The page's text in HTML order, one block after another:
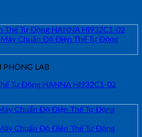
PHÒNG LAB
Tự Động HANNA HI932C1-02